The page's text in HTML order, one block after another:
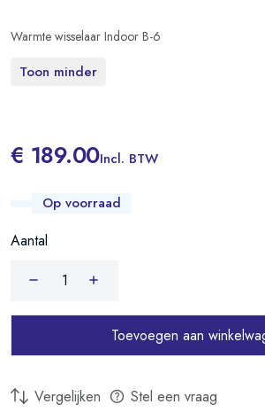
Warmte wisselaar Indoor B-6
Toon minder
€ 189.00Incl. BTW
Op voorraad
Aantal
Toevoegen aan
Vergelijken Stel een vraag